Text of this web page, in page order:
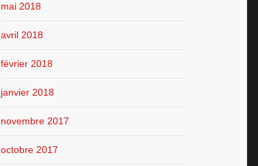
mai 2018
avril 2018
février 2018
janvier 2018
novembre 2017
octobre 2017